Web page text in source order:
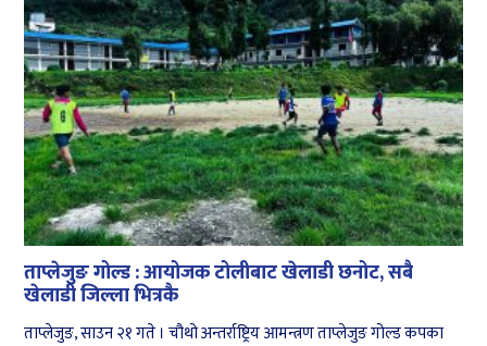
ताप्लेजुङ गोल्ड : आयोजक टोलीबाट खेलाडी छनोट, सबै
खेलाडी जिल्ला भित्रकै
ताप्लेजुङ, साउन २१ गते । चौथो अन्तर्राष्ट्रिय आमन्त्रण ताप्लेजुङ गोल्ड कपका